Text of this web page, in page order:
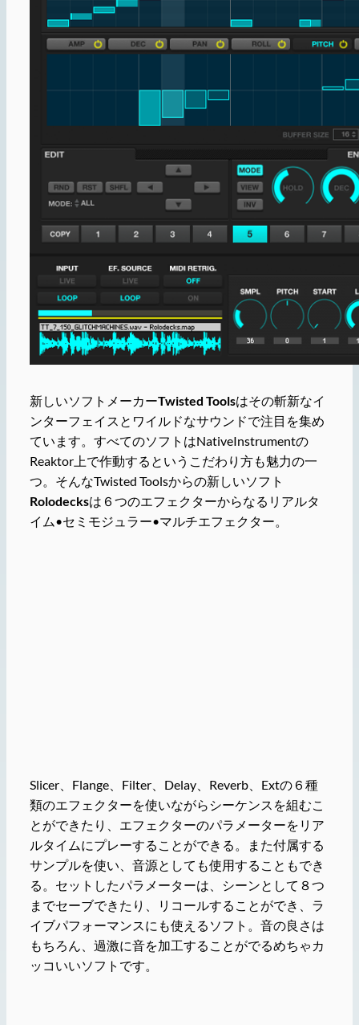
新しいソフトメーカーTwisted Toolsはその斬新なイ
ンターフェイスとワイルドなサウンドで注目を集め
ています。すべてのソフトはNativeInstrumentの
Reaktor上で作動するというこだわり方も魅力の一
つ。そんなTwisted Toolsからの新しいソフト
Rolodecksは６つのエフェクターからなるリアルタ
イム•セミモジュラー•マルチエフェクター。
Slicer、Flange、Filter、Delay、Reverb、Extの６種
類のエフェクターを使いながらシーケンスを組むこ
とができたり、エフェクターのパラメーターをリア
ルタイムにプレーすることができる。また付属する
サンプルを使い、音源としても使用することもでき
る。セットしたパラメーターは、シーンとして８つ
までセーブできたり、リコールすることができ、ラ
イブパフォーマンスにも使えるソフト。音の良さは
もちろん、過激に音を加工することがでるめちゃカ
ッコいいソフトです。